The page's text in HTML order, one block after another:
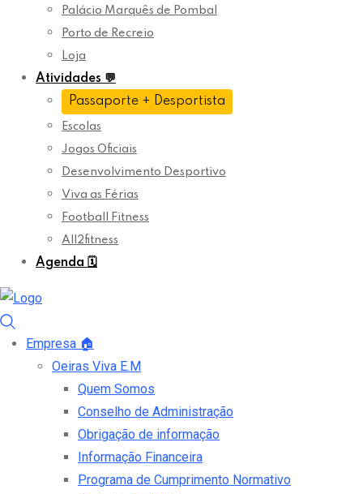
Palácio Marquês de Pombal
Porto de Recreio
Loja
Atividades 💬
Passaporte + Desportista
Escolas
Jogos Oficiais
Desenvolvimento Desportivo
Viva as Férias
Football Fitness
All2fitness
Agenda 🗓️
Empresa 🏠
Oeiras Viva E.M
Quem Somos
Conselho de Administração
Obrigação de informação
Informação Financeira
Programa de Cumprimento Normativo